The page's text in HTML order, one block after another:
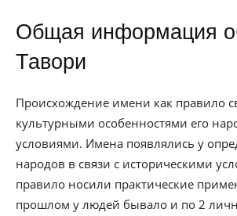
Общая информация
Тавори
Происхождение имени как правило
культурными особенностями его
условиями. Имена появлялись у
народов в связи с историческими
правило носили практические
прошлом у людей бывало и по 2